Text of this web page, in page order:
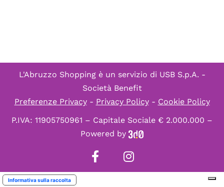
L'Abruzzo Shopping è un servizio di USB S.p.A. -
Società Benefit
Preferenze Privacy- Privacy Policy- Cookie Policy
P.IVA: 11905750961 – Capitale Sociale € 2.000.000 –
Powered by
Informativa sulla raccolta